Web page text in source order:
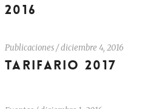
2016
Publicaciones/diciembre 4, 2016
TARIFARIO 2017